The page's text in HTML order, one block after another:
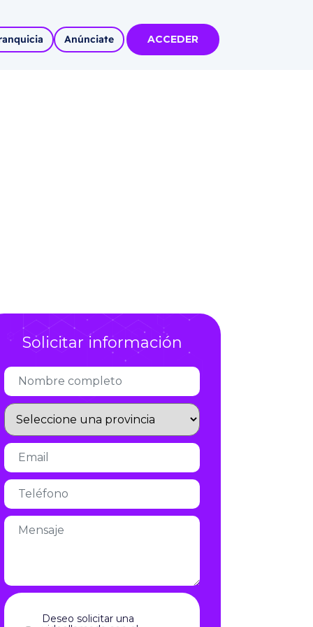
Infórmate
Anúnciate ACCEDER
Solicitar información
Deseo solicitar una